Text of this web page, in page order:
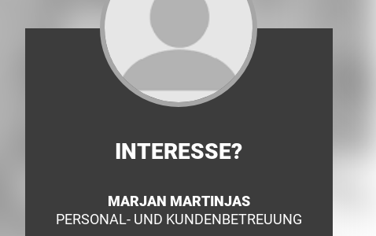
INTERESSE?
MARJAN MARTINJAS
PERSONAL- UND KUNDENBETREUUNG